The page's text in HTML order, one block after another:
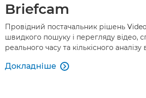
Briefcam
Провідний постачальник рішень
швидкого пошуку і перегляду відео,
реального часу та кількісного аналізу
Докладніше 